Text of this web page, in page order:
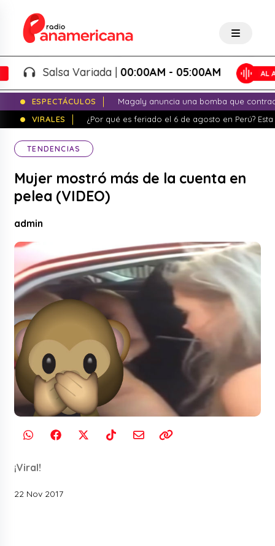
Salsa Variada |00:00AM - 05:00AM
ESPECTÁCULOS
Magaly anuncia una bomba que
VIRALES
¿Por qué es feriado el 6 de agosto en Perú?
TENDENCIAS
Mujer mostró más de la cuenta en
pelea (VIDEO)
admin
¡Viral!
22 Nov 2017